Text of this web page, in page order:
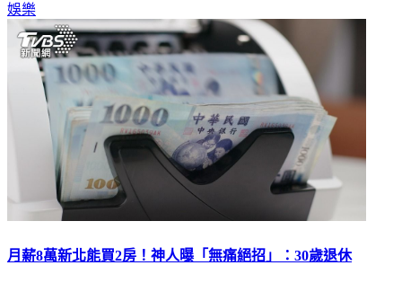
娛樂
月薪8萬新北能買2房！神人曝「無痛絕招」：30歲退休